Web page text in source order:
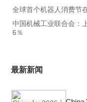
全球首个机器人消费节
中国机械工业联合会：
6％
最新新闻